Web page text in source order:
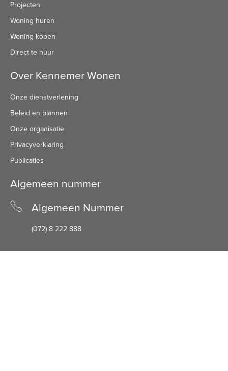
Projecten
Woning huren
Woning kopen
Direct te huur
Over Kennemer Wonen
Onze dienstverlening
Beleid en plannen
Onze organisatie
Privacyverklaring
Publicaties
Algemeen nummer
Algemeen Nummer
(072) 8 222 888